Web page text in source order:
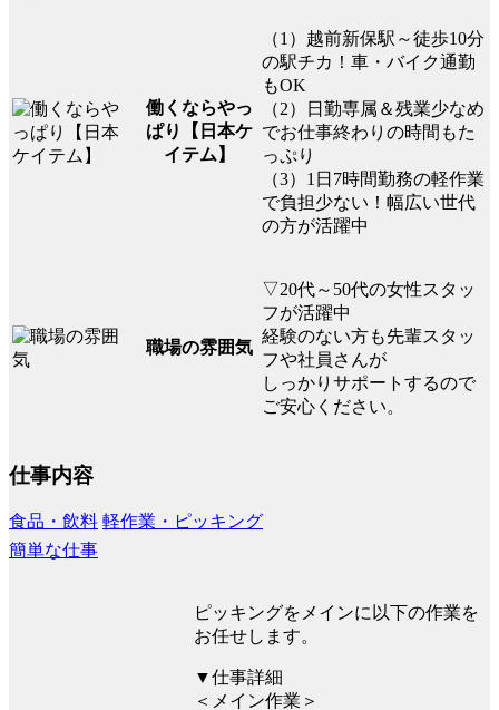
働くならやっ
ぱり【日本ケ
イテム】
（1）越前新保駅～徒歩10分
の駅チカ！車・バイク通勤
もOK
（2）日勤専属＆残業少なめ
でお仕事終わりの時間もた
っぷり
（3）1日7時間勤務の軽作業
で負担少ない！幅広い世代
の方が活躍中
職場の雰囲気
▽20代～50代の女性スタッ
フが活躍中
経験のない方も先輩スタッ
フや社員さんが
しっかりサポートするので
ご安心ください。
仕事内容
食品・飲料 軽作業・ピッキング
簡単な仕事
ピッキングをメインに以下の作業を
お任せします。
▼仕事詳細
＜メイン作業＞